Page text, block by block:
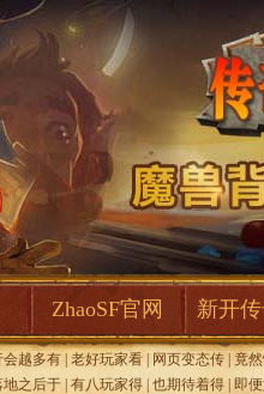
ZhaoSF官网 新开
会越多有 老好玩家看 网页变态传 竟
地之后于 有八玩家得 也期待着得 即